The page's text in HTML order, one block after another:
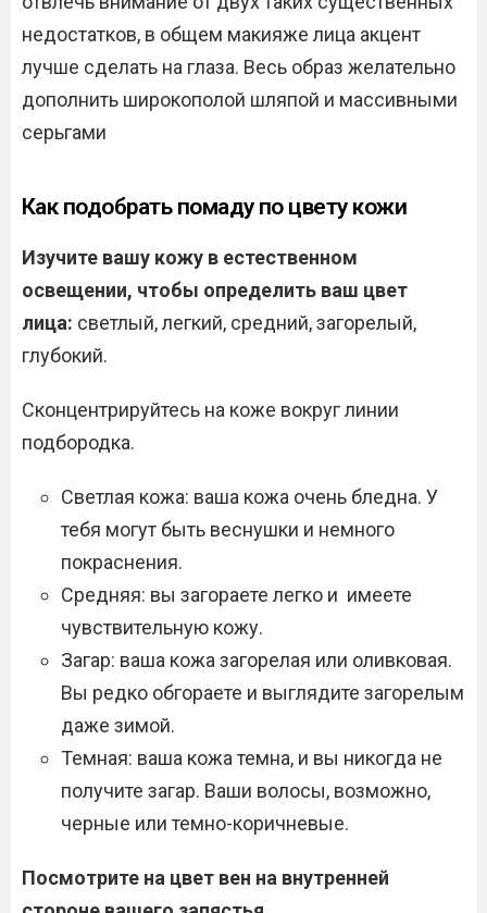
недостатков, в общем макияже лица акцент
лучше сделать на глаза. Весь образ желательно
дополнить широкополой шляпой и массивными
серьгами
Как подобрать помаду по цвету кожи
Изучите вашу кожу в естественном
освещении, чтобы определить ваш цвет
лица: светлый, легкий, средний, загорелый,
глубокий.
Сконцентрируйтесь на коже вокруг линии
подбородка.
Светлая кожа: ваша кожа очень бледна. У
тебя могут быть веснушки и немного
покраснения.
Средняя: вы загораете легко и имеете
чувствительную кожу.
Загар: ваша кожа загорелая или оливковая.
Вы редко обгораете и выглядите загорелым
даже зимой.
Темная: ваша кожа темна, и вы никогда не
получите загар. Ваши волосы, возможно,
черные или темно-коричневые.
Посмотрите на цвет вен на внутренней